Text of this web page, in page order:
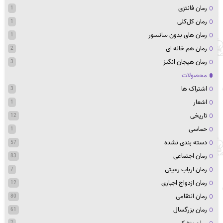
رمان فانتزی 1
رمان کل‌کلی 1
رمان های بدون سانسور 1
رمان هم خانه ای 2
رمان هیجان انگیز 3
محصولات
اشتراک ها
3
اشعار 1
تاریخی 12
حماسی 1
دسته بندی نشده 57
رمان اجتماعی 83
رمان ارباب رعیتی 7
رمان ازدواج اجباری 12
رمان انتقامی 80
رمان بزرگسال 61